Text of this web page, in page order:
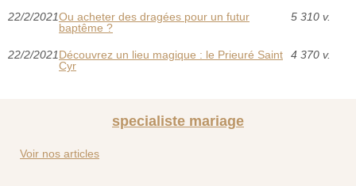
22/2/2021Ou acheter des dragées pour un futur
baptême ?
5 310 v.
22/2/2021Découvrez un lieu magique : le Prieuré Saint
Cyr
4 370 v.
specialiste mariage
Voir nos articles